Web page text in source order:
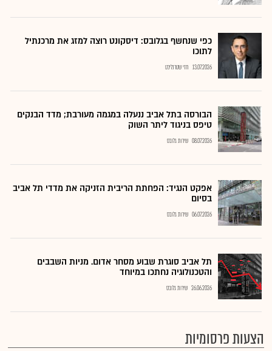
כפי שנחשף בגלובס: דיסקונט רוצה למזג את מרכנתיל
לתוכו
13.07.2026 חזי שטרנליכט
הבורסה בתל אביב ננעלה במגמה מעורבת; מדד הבנקים
טיפס בניגוד ליתר השוק
08.07.2026 שירות גלובס
אפקט הנגיד: הפחתת הריבית הזניקה את מדדי תל אביב
בסיום
06.07.2026 שירות גלובס
תל אביב סוגרת שבוע מסחר אדום. מניות השבבים
והטכנולוגיה נחתכו במיוחד
26.06.2026 שירות גלובס
הצעות פרסומיות